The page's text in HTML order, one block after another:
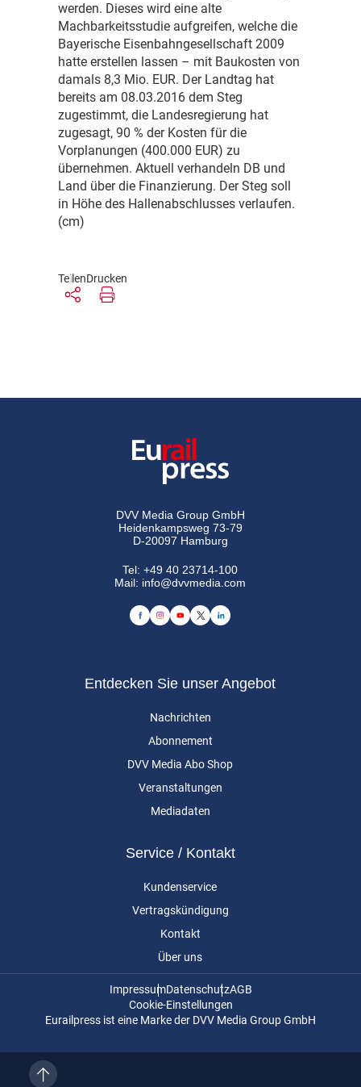
werden. Dieses wird eine alte
Machbarkeitsstudie aufgreifen, welche die
Bayerische Eisenbahngesellschaft 2009
hatte erstellen lassen – mit Baukosten von
damals 8,3 Mio. EUR. Der Landtag hat
bereits am 08.03.2016 dem Steg
zugestimmt, die Landesregierung hat
zugesagt, 90 % der Kosten für die
Vorplanungen (400.000 EUR) zu
übernehmen. Aktuell verhandeln DB und
Land über die Finanzierung. Der Steg soll
in Höhe des Hallenabschlusses verlaufen.
(cm)
TeilenDrucken
DVV Media Group GmbH
Heidenkampsweg 73-79
D-20097 Hamburg
Tel:+49 40 23714-100
Mail: info@dvvmedia.com
Entdecken Sie unser Angebot
Nachrichten
Abonnement
DVV Media Abo Shop
Veranstaltungen
Mediadaten
Service / Kontakt
Kundenservice
Vertragskündigung
Kontakt
Über uns
ImpressumDatenschutzAGB
Cookie-Einstellungen
Eurailpress ist eine Marke der DVV Media Group GmbH